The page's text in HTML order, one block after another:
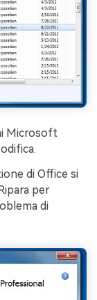
Microsoft
di Office si
per
di